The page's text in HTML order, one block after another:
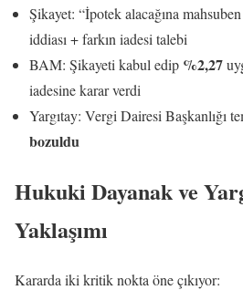
Şikayet: “İpotek alacağına mahsuben
iddiası + farkın iadesi talebi
BAM: Şikayeti kabul edip %2,27
iadesine karar verdi
Yargıtay: Vergi Dairesi Başkanlığı
bozuldu
Hukuki Dayanak ve
Yaklaşımı
Kararda iki kritik nokta öne çıkıyor: